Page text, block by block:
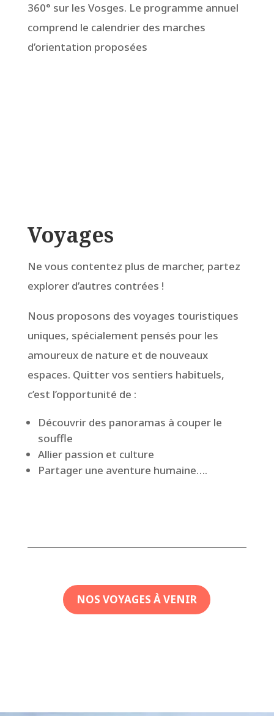
360° sur les Vosges. Le programme annuel
comprend le calendrier des marches
d’orientation proposées
Voyages
Ne vous contentez plus de marcher, partez
explorer d’autres contrées !
Nous proposons des voyages touristiques
uniques, spécialement pensés pour les
amoureux de nature et de nouveaux
espaces. Quitter vos sentiers habituels,
c’est l’opportunité de :
Découvrir des panoramas à couper le
souffle
Allier passion et culture
Partager une aventure humaine….
NOS VOYAGES À VENIR